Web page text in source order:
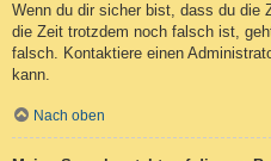
Wenn du dir sicher bist, dass du die
die Zeit trotzdem noch falsch ist,
falsch. Kontaktiere einen
kann.
Nach oben